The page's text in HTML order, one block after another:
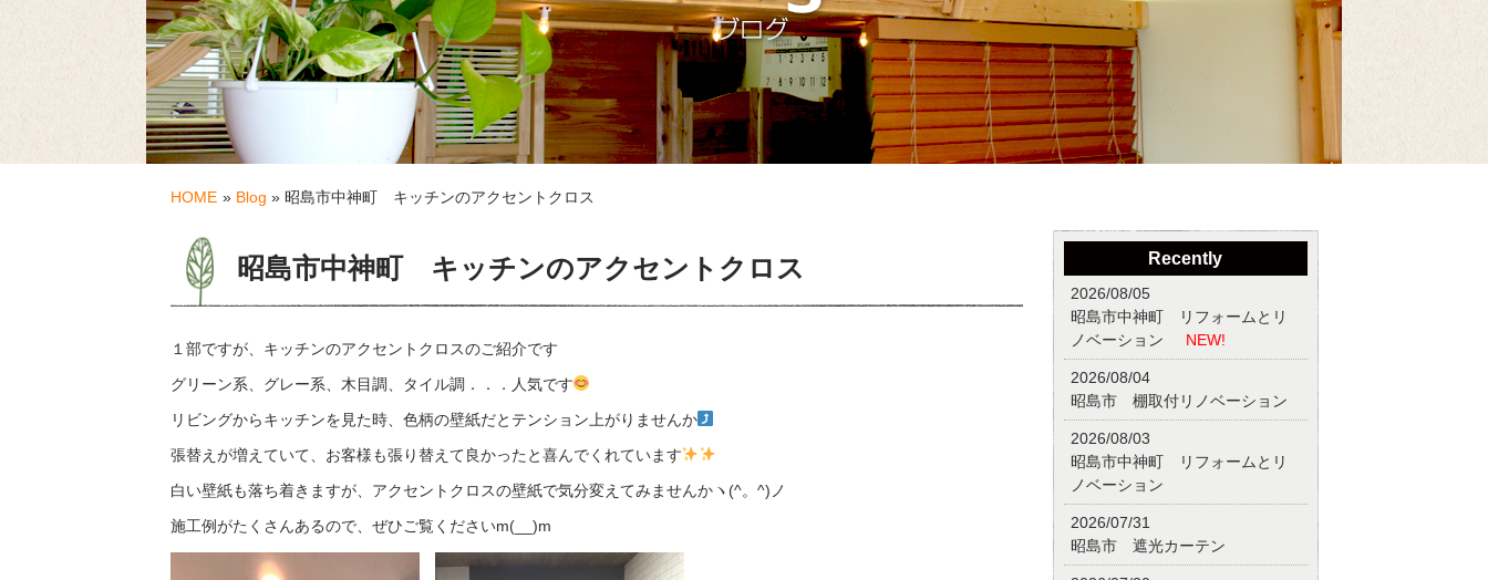
HOME » Blog » 昭島市中神町 キッチンのアクセントクロス
昭島市中神町 キッチンのアクセントクロス
１部ですが、キッチンのアクセントクロスのご紹介です
グリーン系、グレー系、木目調、タイル調．．．人気です
リビングからキッチンを見た時、色柄の壁紙だとテンション上がりませんか
張替えが増えていて、お客様も張り替えて良かったと喜んでくれています
白い壁紙も落ち着きますが、アクセントクロスの壁紙で気分変えてみませんかヽ(^。^)ノ
施工例がたくさんあるので、ぜひご覧くださいm(__)m
Recently
2026/08/05
昭島市中神町 リフォームとリ
ノベーション
NEW!
2026/08/04
昭島市 棚取付リノベーション
2026/08/03
昭島市中神町 リフォームとリ
ノベーション
2026/07/31
昭島市 遮光カーテン